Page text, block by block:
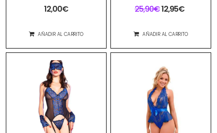
12,00€
AÑADIR AL CARRITO
25,90€12,95€
AÑADIR AL CARRITO